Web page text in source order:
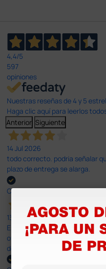
4,4/5
597
opiniones
Nuestras reseñas de 4 y 5
Haga clic aquí para leerlos
Anterior Siguiente
14 Jul 2026
todo correcto. podria señalar
plazo de entrega se alarga.
Comprador verificado
13 Jul 2026
Es fácil hacer el pedido. El
otras plataformas de material
del doble que en cualquier otra